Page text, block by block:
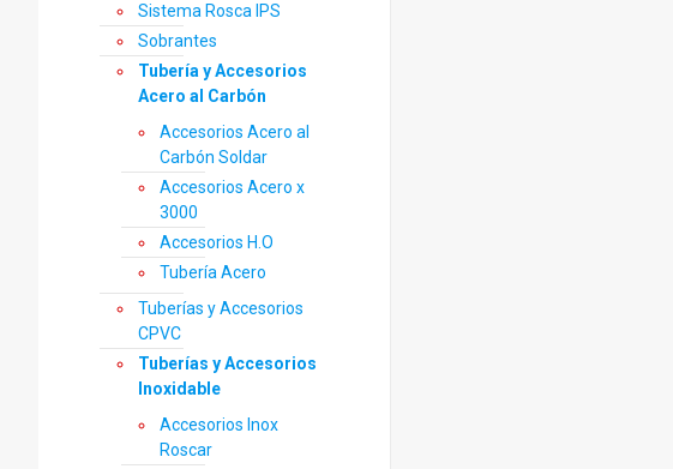
Sistema Rosca IPS
Sobrantes
Tubería y Accesorios
Acero al Carbón
Accesorios Acero al
Carbón Soldar
Accesorios Acero x
3000
Accesorios H.O
Tubería Acero
Tuberías y Accesorios
CPVC
Tuberías y Accesorios
Inoxidable
Accesorios Inox
Roscar